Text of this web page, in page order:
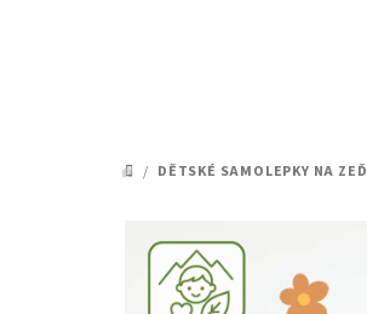
DOMŮ
/ DĚTSKÉ SAMOLEPKY NA ZEĎ